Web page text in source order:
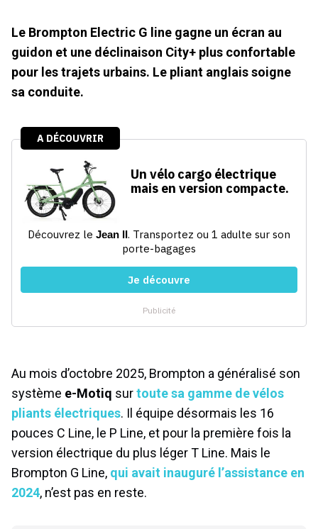
Le Brompton Electric G line gagne un écran au
guidon et une déclinaison City+ plus confortable
pour les trajets urbains. Le pliant anglais soigne
sa conduite.
Au mois d’octobre 2025, Brompton a généralisé son
système e-Motiq surtoute sa gamme de vélos
pliants électriques. Il équipe désormais les 16
pouces C Line, le P Line, et pour la première fois la
version électrique du plus léger T Line. Mais le
Brompton G Line, qui avait inauguré l’assistance en
2024, n’est pas en reste.